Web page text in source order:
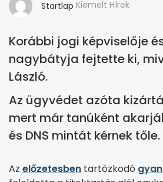
Startlap Kiemelt Hírek
Korábbi jogi képviselője
nagybátyja fejtette ki,
László.
Az ügyvédet azóta
mert már tanúként
és DNS mintát kérnek tőle.
Az előzetesben tartózkodó